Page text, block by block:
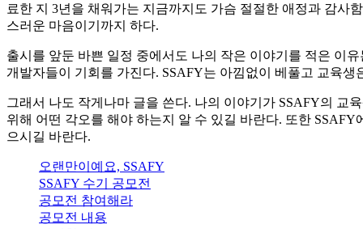
료한 지 3년을 채워가는 지금까지도 가슴 절절한 애정과 감사
스러운 마음이기까지 하다.
출시를 앞둔 바쁜 일정 중에서도 나의 작은 이야기를 적은 이
개발자들이 기회를 가진다. SSAFY는 아낌없이 베풀고 교육
그래서 나도 작게나마 글을 쓴다. 나의 이야기가 SSAFY의 교
위해 어떤 각오를 해야 하는지 알 수 있길 바란다. 또한
으시길 바란다.
오랜만이예요, SSAFY
SSAFY 수기 공모전
공모전 참여해라
공모전 내용